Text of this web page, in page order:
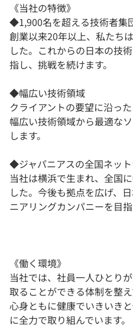
《当社の特徴》
◆1,900名を超える技術者集
創業以来20年以上、私たち
した。これからの日本の技
指し、挑戦を続けます。
◆幅広い技術領域
クライアントの要望に沿っ
幅広い技術領域から最適な
します。
◆ジャパニアスの全国ネッ
当社は横浜で生まれ、全国
した。今後も拠点を広げ、
ニアリングカンパニーを目指
《働く環境》
当社では、社員一人ひとり
取ることができる体制を整え
心身ともに健康でいきいき
に全力で取り組んでいます。